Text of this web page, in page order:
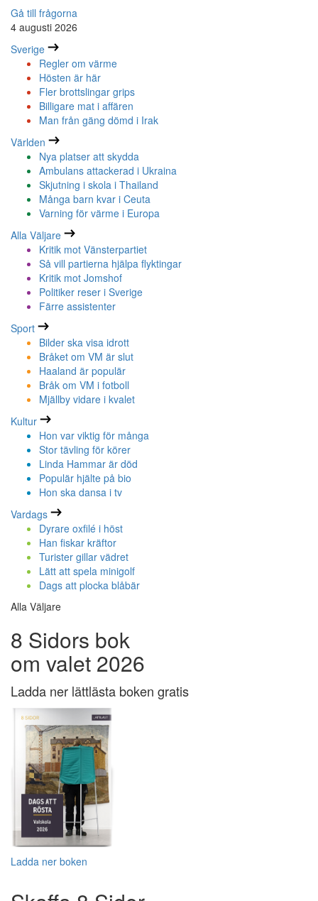
Gå till frågorna
4 augusti 2026
Sverige
Regler om värme
Hösten är här
Fler brottslingar grips
Billigare mat i affären
Man från gäng dömd i Irak
Världen
Nya platser att skydda
Ambulans attackerad i Ukraina
Skjutning i skola i Thailand
Många barn kvar i Ceuta
Varning för värme i Europa
Alla Väljare
Kritik mot Vänsterpartiet
Så vill partierna hjälpa flyktingar
Kritik mot Jomshof
Politiker reser i Sverige
Färre assistenter
Sport
Bilder ska visa idrott
Bråket om VM är slut
Haaland är populär
Bråk om VM i fotboll
Mjällby vidare i kvalet
Kultur
Hon var viktig för många
Stor tävling för körer
Linda Hammar är död
Populär hjälte på bio
Hon ska dansa i tv
Vardags
Dyrare oxfilé i höst
Han fiskar kräftor
Turister gillar vädret
Lätt att spela minigolf
Dags att plocka blåbär
Alla Väljare
8 Sidors bok
om valet 2026
Ladda ner lättlästa boken gratis
Ladda ner boken